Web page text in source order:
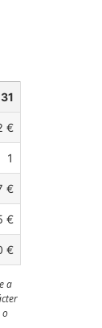
€
1
€
€
€
a
o